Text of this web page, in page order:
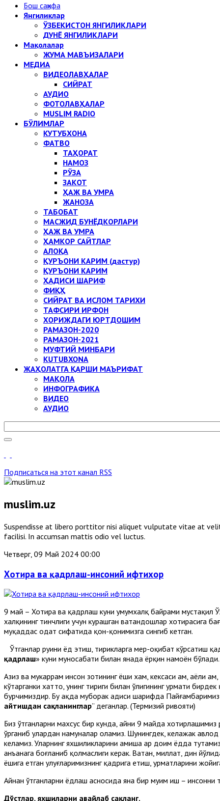
Бош саҳифа
Янгиликлар
ЎЗБЕКИСТОН ЯНГИЛИКЛАРИ
ДУНЁ ЯНГИЛИКЛАРИ
Мақолалар
ЖУМА МАВЪИЗАЛАРИ
МЕДИА
ВИДЕОЛАВҲАЛАР
СИЙРАТ
АУДИО
ФОТОЛАВҲАЛАР
MUSLIM RADIO
БЎЛИМЛАР
КУТУБХОНА
ФАТВО
ТАҲОРАТ
НАМОЗ
РЎЗА
ЗАКОТ
ҲАЖ ВА УМРА
ЖАНОЗА
ТАБОБАТ
МАСЖИД БУНЁДКОРЛАРИ
ҲАЖ ВА УМРА
ҲАМКОР САЙТЛАР
АЛОҚА
ҚУРЪОНИ КАРИМ (дастур)
ҚУРЪОНИ КАРИМ
ҲАДИСИ ШАРИФ
ФИҚҲ
СИЙРАТ ВА ИСЛОМ ТАРИХИ
ТАФСИРИ ИРФОН
ХОРИЖДАГИ ЮРТДОШИМ
РАМАЗОН-2020
РАМАЗОН-2021
МУФТИЙ МИНБАРИ
KUTUBXONA
ЖАҲОЛАТГА ҚАРШИ МАЪРИФАТ
МАҚОЛА
ИНФОГРАФИКА
ВИДЕО
АУДИО
Подписаться на этот канал RSS
muslim.uz
Suspendisse at libero porttitor nisi aliquet vulputate vitae at
facilisi. In accumsan mattis odio vel luctus.
Четверг, 09 Май 2024 00:00
Хотира ва қадрлаш-инсоний ифтихор
9 май – Хотира ва қадрлаш куни умумхалқ байрами мустақил
xалқининг тинчлиги учун курашган ватандошлар xотирасига
муқаддас одат сифатида қон-қонимизга сингиб кетган.
Ўтганлар руҳини ёд этиш, тирикларга меҳр-оқибат кўрсатиш
қадрлаш» куни муносабати билан янада ёрқин намоён бўлади.
Азиз ва мукаррам инсон зотининг ёши хам, кексаси ҳам, аёли
кўтарганки хатто, унинг тириги билан ўлигининг ҳурмати
бурчимиздир. Бу ҳақда муборак ҳадиси шарифда
айтишдан сақланинглар” деганлар. (Термизий ривояти)
Биз ўтганларни махсус бир кунда, айни 9 майда хотирлашимиз
ўрганиб улардан намуналар оламиз. Шунингдек, келажак
келамиз. Уларнинг яхшиликларини ҳамиша ҳар доим ёдда
анъанага боғланиб қолмаслиги керак. Ватан, миллат, дин
ёшига етган улуғларимизнинг қадрига етиш, ҳурматларини
Айнан ўтганларни ёдлаш асносида яна бир муҳим иш –
Дўстлар, яхшиларни авайлаб сақланг,